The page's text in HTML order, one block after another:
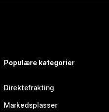
Populære kategorier
Direktefrakting
Markedsplasser